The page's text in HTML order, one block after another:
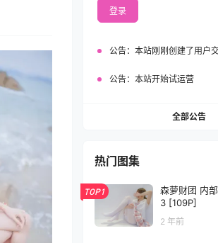
登录
公告： 本站刚刚创建了用户交流群
公告： 本站开始试运营
全部公告
热门图集
TOP1
森萝财团 内
3 [109P]
2 年前